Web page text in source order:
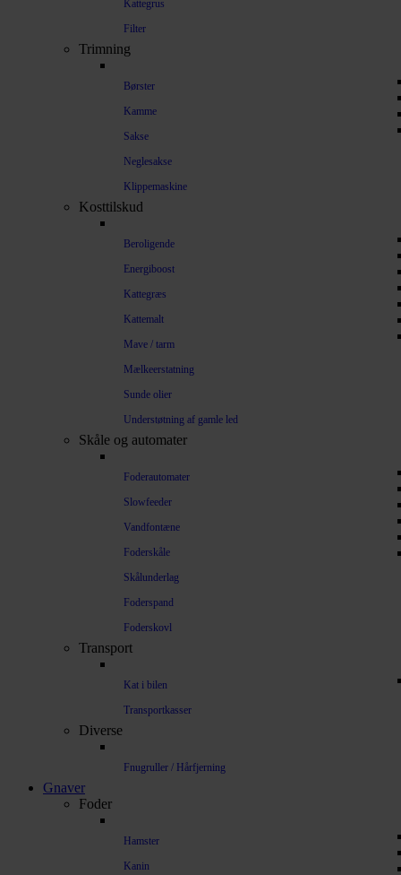
Kattegrus
Filter
Trimning
Børster
Kamme
Sakse
Neglesakse
Klippemaskine
Kosttilskud
Beroligende
Energiboost
Kattegræs
Kattemalt
Mave / tarm
Mælkeerstatning
Sunde olier
Understøtning af gamle led
Skåle og automater
Foderautomater
Slowfeeder
Vandfontæne
Foderskåle
Skålunderlag
Foderspand
Foderskovl
Transport
Kat i bilen
Transportkasser
Diverse
Fnugruller / Hårfjerning
Gnaver
Foder
Hamster
Kanin